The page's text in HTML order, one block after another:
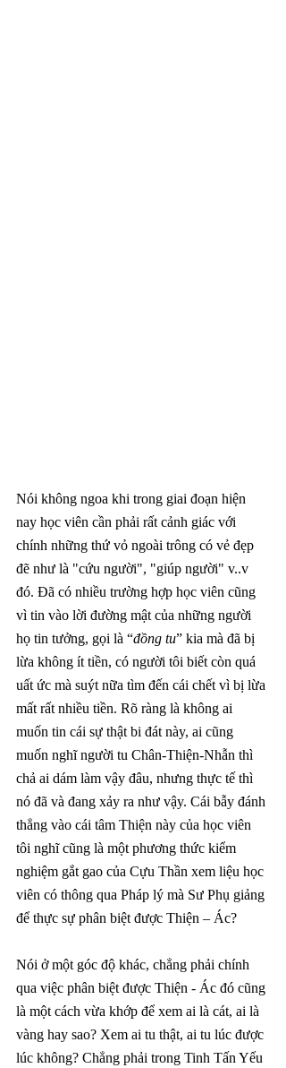
Nói không ngoa khi trong giai đoạn hiện
nay học viên cần phải rất cảnh giác với
chính những thứ vỏ ngoài trông có vẻ đẹp
đẽ như là "cứu người", "giúp người" v..v
đó. Đã có nhiều trường hợp học viên cũng
vì tin vào lời đường mật của những người
họ tin tưởng, gọi là “đồng tu” kia mà đã bị
lừa không ít tiền, có người tôi biết còn quá
uất ức mà suýt nữa tìm đến cái chết vì bị lừa
mất rất nhiều tiền. Rõ ràng là không ai
muốn tin cái sự thật bi đát này, ai cũng
muốn nghĩ người tu Chân-Thiện-Nhẫn thì
chả ai dám làm vậy đâu, nhưng thực tế thì
nó đã và đang xảy ra như vậy. Cái bẫy đánh
thẳng vào cái tâm Thiện này của học viên
tôi nghĩ cũng là một phương thức kiểm
nghiệm gắt gao của Cựu Thần xem liệu học
viên có thông qua Pháp lý mà Sư Phụ giảng
để thực sự phân biệt được Thiện – Ác?
Nói ở một góc độ khác, chẳng phải chính
qua việc phân biệt được Thiện - Ác đó cũng
là một cách vừa khớp để xem ai là cát, ai là
vàng hay sao? Xem ai tu thật, ai tu lúc được
lúc không? Chẳng phải trong Tinh Tấn Yếu